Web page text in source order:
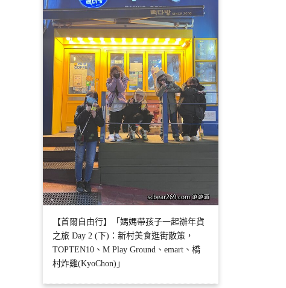
【首爾自由行】「媽媽帶孩子一起辦年貨
之旅 Day 2 (下)：新村美食逛街散策，
TOPTEN10、M Play Ground、emart、橋
村炸雞(KyoChon)」